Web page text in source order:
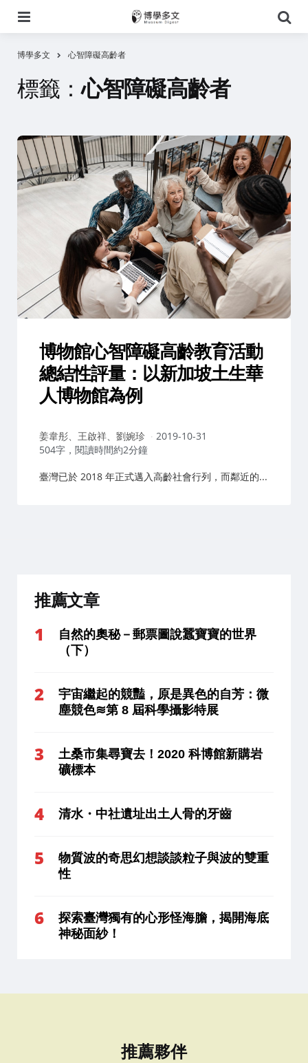
尋
博學多文 心智障礙高齡者
標籤：心智障礙高齡者
博物館心智障礙高齡教育活動
總結性評量：以新加坡土生華
人博物館為例
作
者：
姜韋彤、王啟祥、劉婉珍
2019-10-31
504字，閱讀時間約2分鐘
臺灣已於 2018 年正式邁入高齡社會行列，而鄰近的...
推薦文章
自然的奧秘－郵票圖說蠶寶寶的世界
（下）
宇宙繼起的競豔，原是異色的自芳：微
塵競色≋第 8 屆科學攝影特展
土桑市集尋寶去！2020 科博館新購岩
礦標本
清水・中社遺址出土人骨的牙齒
物質波的奇思幻想談談粒子與波的雙重
性
探索臺灣獨有的心形怪海膽，揭開海底
神秘面紗！
推薦夥伴